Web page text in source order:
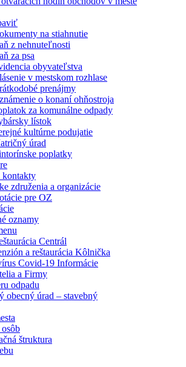
na stiahnutie
z nehnuteľnosti
za psa
obyvateľstva
v mestskom rozhlase
prenájmy
o konaní ohňostroja
za komunálne odpady
lístok
kultúrne podujatie
úrad
poplatky
kontakty
združenia a organizácie
pre OZ
oznamy
Centrál
a reštaurácia Kôlnička
Covid-19 Informácie
a Firmy
odpadu
obecný úrad – stavebný
štruktura